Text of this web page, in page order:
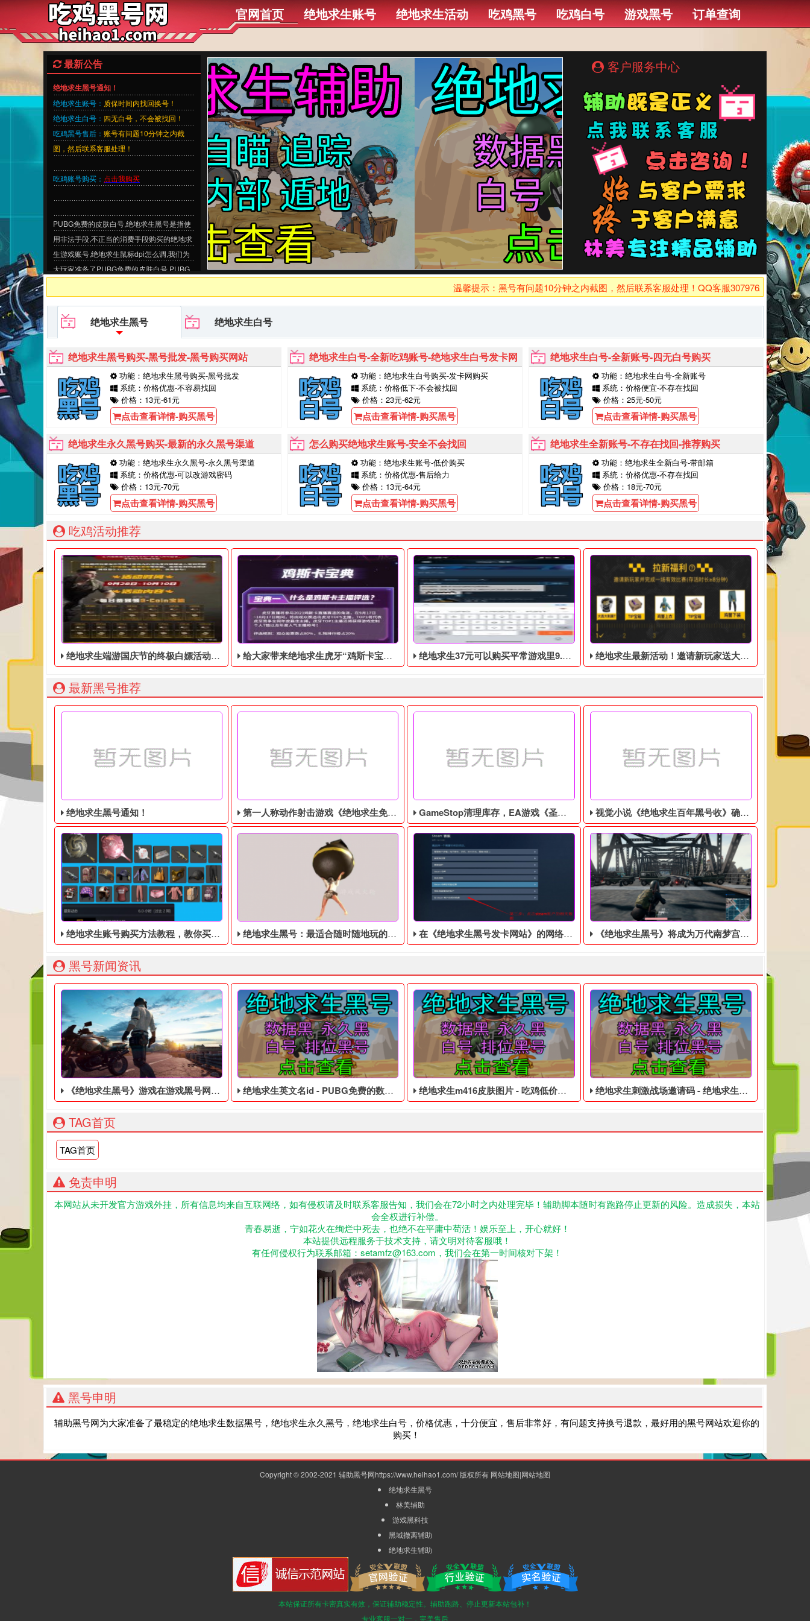
官网首页 绝地求生账号 绝地求生活动 吃鸡黑号 吃鸡白号 游戏黑号 订单查询
最新公告
绝地求生黑号通知！
绝地求生账号： 质保时间内找回换号！
绝地求生白号： 四无白号，不会被找回！
吃鸡黑号售后： 账号有问题10分钟之内截
图，然后联系客服处理！
吃鸡账号购买： 点击我购买
PUBG免费的皮肤白号,绝地求生黑号是指使
用非法手段,不正当的消费手段购买的绝地求
生游戏账号,绝地求生鼠标dpi怎么调,我们为
大玩家准备了PUBG免费的皮肤白号,PUBG
客户服务中心
温馨提示：黑号有问题10分钟之内截图，然后联系客服处理！QQ客服3079762926！
绝地求生黑号 绝地求生白号
绝地求生黑号购买-黑号批发-黑号购买网站
功能：绝地求生黑号购买-黑号批发
系统：价格优惠-不容易找回
价格：13元-61元
点击查看详情-购买黑号
绝地求生白号-全新吃鸡账号-绝地求生白号发卡网
功能：绝地求生白号购买-发卡网购买
系统：价格低下-不会被找回
价格：23元-62元
点击查看详情-购买黑号
绝地求生白号-全新账号-四无白号购买
功能：绝地求生白号-全新账号
系统：价格便宜-不存在找回
价格：25元-50元
点击查看详情-购买黑号
绝地求生永久黑号购买-最新的永久黑号渠道
功能：绝地求生永久黑号-永久黑号渠道
系统：价格优惠-可以改游戏密码
价格：13元-70元
点击查看详情-购买黑号
怎么购买绝地求生账号-安全不会找回
功能：绝地求生账号-低价购买
系统：价格优惠-售后给力
价格：13元-64元
点击查看详情-购买黑号
绝地求生全新账号-不存在找回-推荐购买
功能：绝地求生全新白号-带邮箱
系统：价格优惠-不存在找回
价格：18元-70元
点击查看详情-购买黑号
吃鸡活动推荐
绝地求生端游国庆节的终极白嫖活动，活动的时间是9月28号到10月10号 给大家带来绝地求生虎牙“鸡斯卡宝典”的福利活动，这次福利活动将于9月17日至10月17日开始 绝地求生37元可以购买平常游戏里9.9美元的DLC礼包 绝地求生最新活动！邀请新玩家送大吉大利黑T！
最新黑号推荐
绝地求生黑号通知！
绝地求生黑号： 质保时间内找回换号！ 绝地求生白号： 四无白号，不会被找回！ 吃鸡黑号售后： 黑号有问题10分钟之内截图，然后联系客服处理！ 黑号QQ客服： 1600445187
第一人称动作射击游戏《绝地求生免费辅助》今日登陆主机平台
2036年，世界上突然出现了一个巨型的黑洞，科学家们无法解释这个现象。玩家将操控超自然科学研究组织（SRO）队员“覃舒雅”，前往事
GameStop清理库存，EA游戏《圣歌》以1美分售出
据外媒Kotaku报道，美国游戏零售商GameStop正在清理库存，将EA游戏《圣歌》以1美分的超
视觉小说《绝地求生百年黑号收》确认登陆Switch，特别版售价9350日元
出版商Idea Factory今日宣布，男孩间友情为主题的视
绝地求生账号购买方法教程，教你买便宜账号
说起绝地求生这个游戏，相信很多朋友都有听说过，作为一款游戏圈超级火的游戏，可以说深深吸引了很多的小伙伴，不过想要玩这个游戏的话，还是需要先去购买一个绝地求生账号​的，
绝地求生黑号：最适合随时随地玩的游戏，支持跨平台多人对战，不怕找不到对战玩家。
任天堂宣布《 绝地求生黑号》将于10月8日登陆Switch平台！最适合随时随地玩的智育游戏可能有几十年历史的俄罗斯块。在今天(8月12日)凌
在《绝地求生黑号发卡网站》的网络版中，有一个非常完善的系统
在《绝地求生黑号发卡网站》的网络版中，有一个非常完善的系统，游戏中的职业和技能系统非
《绝地求生黑号》将成为万代南梦宫RPG系列作品的巨大进步
从多方面来看，《绝地求生黑号》将成为万代南梦宫
黑号新闻资讯
《绝地求生黑号​》游戏在游戏黑号网已上线，这是一款基于回合的战术角色扮演游戏
《绝地求生黑号​》游戏在游戏黑号网已上线，这是一款基于回合的战术角色扮演游戏，将在PC Steam商店推出。发行日期暂未公布。
绝地求生英文名id - PUBG免费的数据黑号
PUBG免费的数据黑号,绝地求生黑号是指使用非法手段,不正当的消费手段购买的绝地求生游戏账号,绝地求生英文名id,我们为大玩家准备了
绝地求生m416皮肤图片 - 吃鸡低价的永久黑号
吃鸡低价的永久黑号,绝地求生黑号是指使用非法手段,不正当的消费手段购买的绝地求生游戏账号
绝地求生刺激战场邀请码 - 绝地求生低价的皮肤黑号
绝地求生低价的皮肤黑号,绝地求生黑号是指使用非
TAG首页
TAG首页
免责申明
本网站从未开发官方游戏外挂，所有信息均来自互联网络，如有侵权请及时联系客服告知，我们会在72小时之内处理完毕！辅助脚本随时有跑路停止更新的风险。造成损失，本站
会全权进行补偿。
青春易逝，宁如花火在绚烂中死去，也绝不在平庸中苟活！娱乐至上，开心就好！
本站提供远程服务于技术支持，请文明对待客服哦！
有任何侵权行为联系邮箱：setamfz@163.com，我们会在第一时间核对下架！
黑号申明
辅助黑号网为大家准备了最稳定的绝地求生数据黑号，绝地求生永久黑号，绝地求生白号，价格优惠，十分便宜，售后非常好，有问题支持换号退款，最好用的黑号网站欢迎你的
购买！
Copyright © 2002-2021 辅助黑号网https://www.heihao1.com/ 版权所有 网站地图|网站地图
绝地求生黑号
林美辅助
游戏黑科技
黑域撤离辅助
绝地求生辅助
本站保证所有卡密真实有效，保证辅助稳定性。辅助跑路、停止更新本站包补！
专业客服一对一，完美售后